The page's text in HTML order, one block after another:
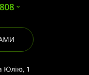
Юлію, 1